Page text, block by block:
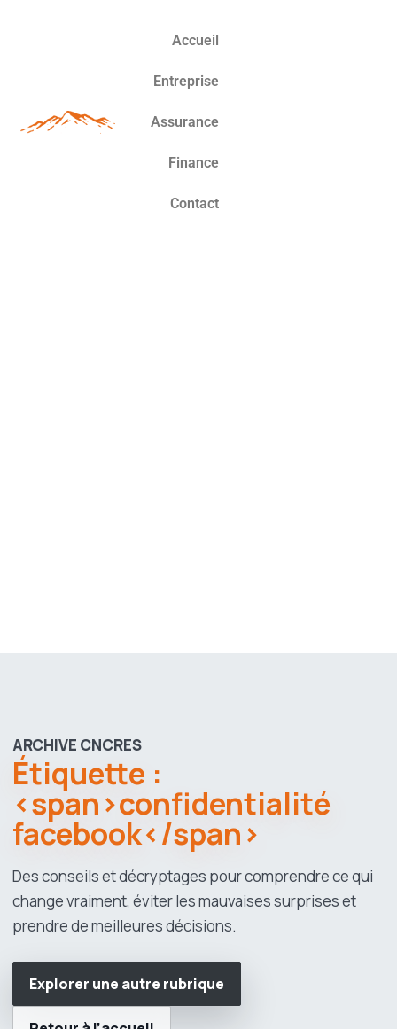
Accueil
Entreprise
Assurance
Finance
Contact
ARCHIVE CNCRES
Étiquette :
<span>confidentialité
facebook</span>
Des conseils et décryptages pour comprendre ce qui
change vraiment, éviter les mauvaises surprises et
prendre de meilleures décisions.
Explorer une autre rubrique